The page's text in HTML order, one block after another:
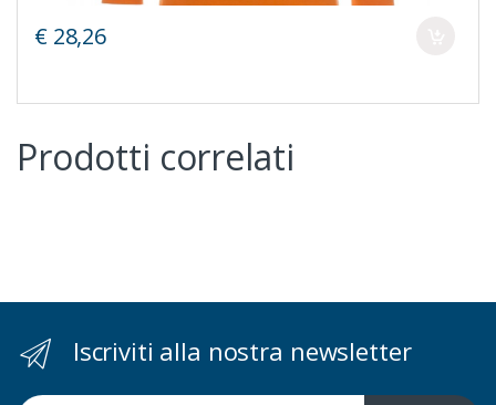
€ 28,26
Prodotti correlati
Iscriviti alla nostra newsletter